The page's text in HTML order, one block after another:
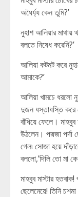
অধৈর্য্য কেন তুমি?’
নুহাশ আলিয়ার মাথায়
বলতে নিষেধ করেনি?’
আলিয়া কটমট করে
আমাকে?’
আলিয়া খামচে ধরলো
দুজন ধস্তাধস্তি
বাঁধিয়ে ফেলে।
উঠলেন। পদ্মজা পর্দা
গেল৷ সোজা হয়ে
বললো,’দিলি তো মা কে
মাহবুব মাস্টার
ছেলেমেয়ে! তিনি